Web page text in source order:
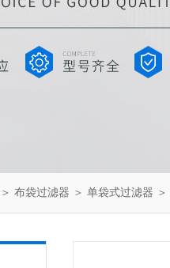
＞ 布袋过滤器 ＞ 单袋式过滤器